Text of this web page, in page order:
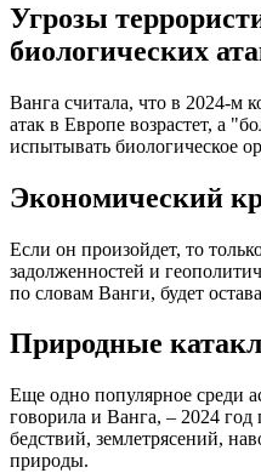
Угрозы
биологических
Ванга считала, что в 2024-м
атак в Европе возрастет, а
испытывать биологическое
Экономический
Если он произойдет, то
задолженностей и
по словам Ванги, будет
Природные
Еще одно популярное среди
говорила и Ванга, – 2024
бедствий, землетрясений,
природы.